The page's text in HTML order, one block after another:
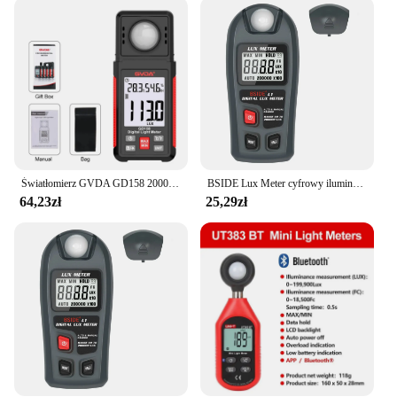
limited to indoor settings; it's also suitable for
outdoor use. This versatile device can be used in a
wide range of scenarios, from assessing the
brightness of a room to evaluating the intensity of
sunlight. Its lightweight and durable construction
make it ideal for both stationary and mobile use,
ensuring that you can measure light levels wherever
you go. The inclusion of a protective carrying case
ensures that your device remains safe and secure
during transportation.
**Optimized for Ease of Use**
The PM6211 Luxmeter is designed with the user in
mind, featuring a straightforward interface that
allows for quick and easy operation. The device
comes with a clear display that shows the
illuminance in lux units, making it easy to read and
interpret your measurements. The luxometer's
functionality is further enhanced by its ability to
store up to 100 readings, allowing you to keep track
of your measurements over time. Whether you're a
professional needing to adhere to lighting standards
Światłomierz GVDA GD158 200000 Lux cyfrowy fotometr z miernikiem wilgotności otoczenia i miernikiem urządzenie do pomiaru temperatury luksów
64,23zł
BSIDE Lux Meter cyfrowy iluminometr 0 ~ 200,000lux LCD kieszonkowy miernik światła Lux/FC miernik testowy czujnik fotometr Luxmeter
25,29zł